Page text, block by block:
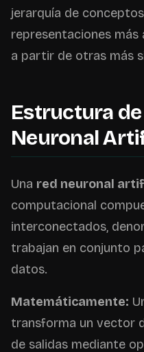
jerarquía de
representaciones
a partir de otras más
Estructura de
Neuronal
Una red neuronal
computacional
interconectados,
trabajan en conjunto
datos.
Matemáticamente:
transforma un vector
de salidas mediante